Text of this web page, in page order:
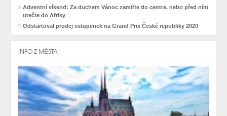
Adventní víkend: Za duchem Vánoc zamiřte do centra, nebo před ním
utečte do Afriky
Odstartoval prodej vstupenek na Grand Prix České republiky 2020
INFO Z MĚSTA